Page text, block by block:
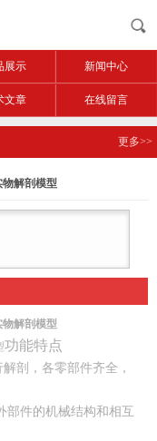
展示 新闻中心
文章 在线留言
更多>>
解剖模型
解剖模型
功能特点
剖，各零部件齐全，
部件的机械结构和相互